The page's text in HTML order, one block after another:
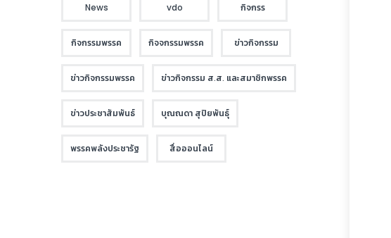
News vdo กิจกรร
กิจกรรมพรรค กิจจกรรมพรรค ข่าวกิจกรรม
ข่าวกิจกรรมพรรค ข่าวกิจกรรม ส.ส. และสมาชิกพรรค
ข่าวประชาสัมพันธ์ บุณณดา สุปิยพันธุ์
พรรคพลังประชารัฐ สื่อออนไลน์